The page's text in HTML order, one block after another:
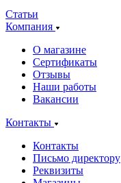
Статьи
Компания
О магазине
Сертификаты
Отзывы
Наши работы
Вакансии
Контакты
Контакты
Письмо директору
Реквизиты